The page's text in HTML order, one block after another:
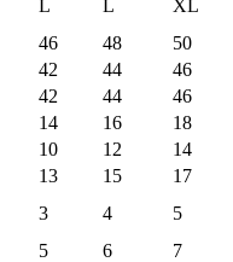
L L
XL
46 48
50
42 44
46
42 44
46
14 16
18
10 12
14
13 15
17
3 4
5
5 6
7